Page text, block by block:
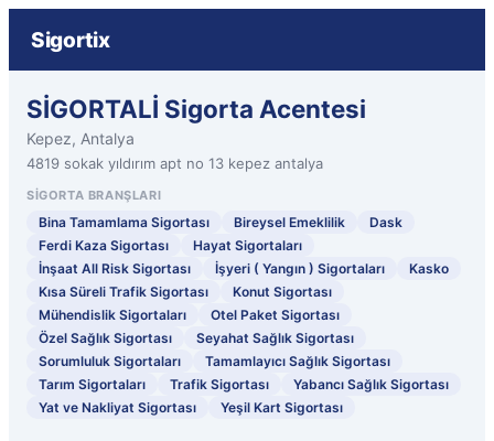
Sigortix
SİGORTALİ Sigorta Acentesi
Kepez, Antalya
4819 sokak yıldırım apt no 13 kepez antalya
SIGORTA BRANŞLARI
Bina Tamamlama Sigortası Bireysel Emeklilik
Dask
Ferdi Kaza Sigortası
Hayat Sigortaları
İnşaat All Risk Sigortası
İşyeri ( Yangın ) Sigortaları
Kasko
Kısa Süreli Trafik Sigortası
Konut Sigortası
Mühendislik Sigortaları
Otel Paket Sigortası
Özel Sağlık Sigortası
Seyahat Sağlık Sigortası
Sorumluluk Sigortaları
Tamamlayıcı Sağlık Sigortası
Tarım Sigortaları
Trafik Sigortası
Yabancı Sağlık Sigortası
Yat ve Nakliyat Sigortası
Yeşil Kart Sigortası